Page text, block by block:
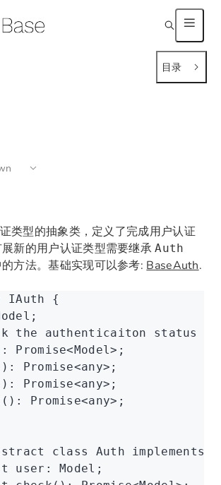
目录
类型的抽象类，定义了完成用户认证
新的用户认证类型需要继承Auth
方法。基础实现可以参考: BaseAuth.
IAuth {
;
the authenticaiton status
: Promise<Model>;
: Promise<any>;
: Promise<any>;
() : Promise<any>;
class Auth implements
user : Model ;